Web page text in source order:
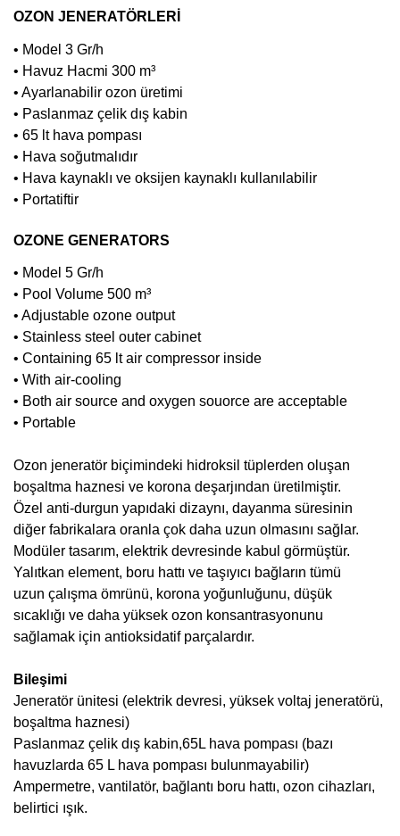
OZON JENERATÖRLERİ
• Model 3 Gr/h
• Havuz Hacmi 300 m³
• Ayarlanabilir ozon üretimi
• Paslanmaz çelik dış kabin
• 65 lt hava pompası
• Hava soğutmalıdır
• Hava kaynaklı ve oksijen kaynaklı kullanılabilir
• Portatiftir
OZONE GENERATORS
• Model 5 Gr/h
• Pool Volume 500 m³
• Adjustable ozone output
• Stainless steel outer cabinet
• Containing 65 lt air compressor inside
• With air-cooling
• Both air source and oxygen souorce are acceptable
• Portable
Ozon jeneratör biçimindeki hidroksil tüplerden oluşan
boşaltma haznesi ve korona deşarjından üretilmiştir.
Özel anti-durgun yapıdaki dizaynı, dayanma süresinin
diğer fabrikalara oranla çok daha uzun olmasını sağlar.
Modüler tasarım, elektrik devresinde kabul görmüştür.
Yalıtkan element, boru hattı ve taşıyıcı bağların tümü
uzun çalışma ömrünü, korona yoğunluğunu, düşük
sıcaklığı ve daha yüksek ozon konsantrasyonunu
sağlamak için antioksidatif parçalardır.
Bileşimi
Jeneratör ünitesi (elektrik devresi, yüksek voltaj jeneratörü,
boşaltma haznesi)
Paslanmaz çelik dış kabin,65L hava pompası (bazı
havuzlarda 65 L hava pompası bulunmayabilir)
Ampermetre, vantilatör, bağlantı boru hattı, ozon cihazları,
belirtici ışık.